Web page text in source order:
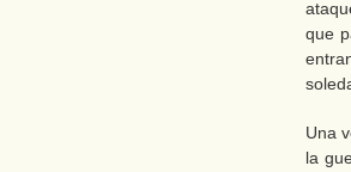
que
Una
la